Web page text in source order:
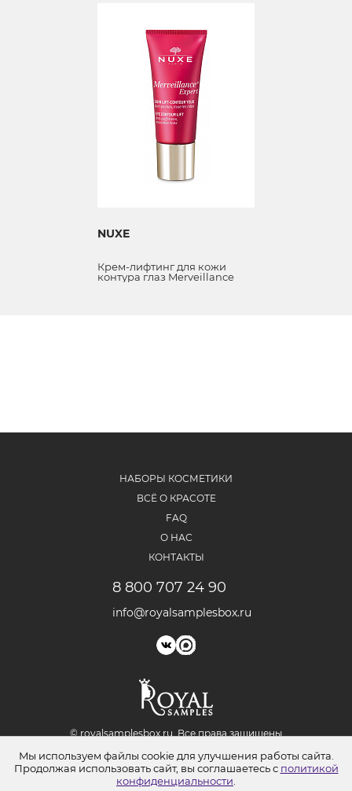
Мы используем файлы cookie для улучшения работы сайта.
Продолжая использовать сайт, вы соглашаетесь с политикой
конфиденциальности
NUXE
Крем-лифтинг для кожи
контура глаз Merveillance
НАБОРЫ КОСМЕТИКИ
ВСЁ О КРАСОТЕ
FAQ
О НАС
КОНТАКТЫ
8 800 707 24 90
info@royalsamplesbox.ru
© royalsamplesbox.ru. Bce права защищены
Политика обработки персональных данных
Согласие на обработку персональных данных